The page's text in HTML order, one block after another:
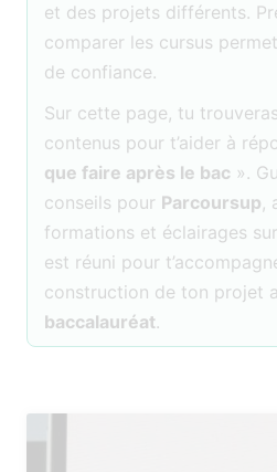
et des projets différents.
comparer les cursus
de confiance.
Sur cette page, tu
contenus pour t’aider à
que faire après le bac ».
conseils pour Parcoursup,
formations et éclairages
est réuni pour
construction de ton projet
baccalauréat.